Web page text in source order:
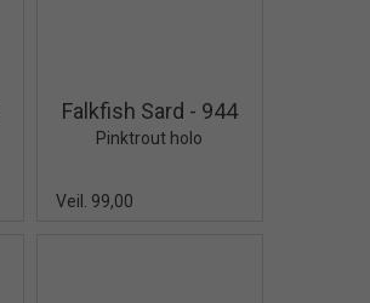
Falkfish Sard - 944
Pinktrout holo
Veil. 99,00